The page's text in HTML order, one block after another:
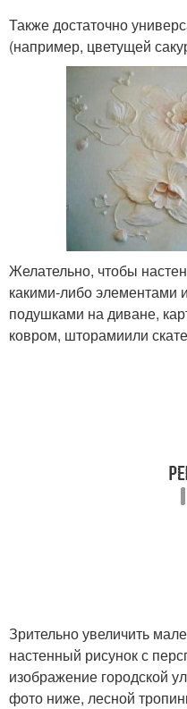
Также достаточно
(например, цветущей
Желательно, чтобы
какими-либо элементами
подушками на диване,
ковром, шторамиили
Зрительно увеличить
настенный рисунок с
изображение городской
фото ниже, лесной